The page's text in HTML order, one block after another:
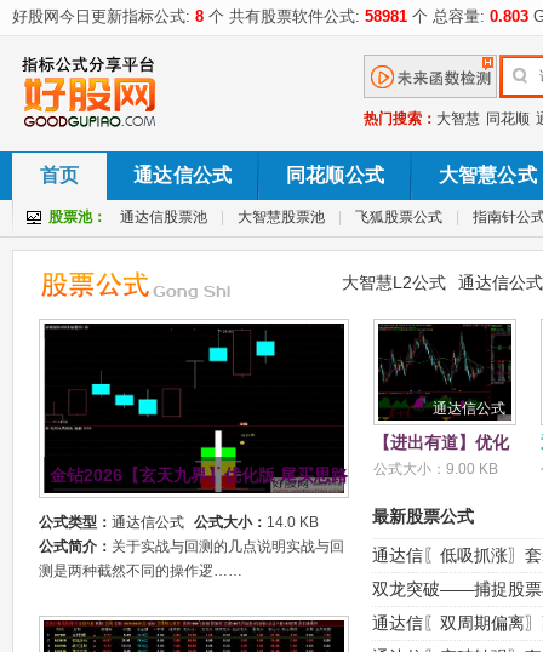
好股网今日更新指标公式: 8 个 共有股票软件公式: 58981 个 总容量: 0.803
热门搜索： 大智慧 同花顺
首页 通达信公式 同花顺公式 大智慧公式
股票池： 通达信股票池 大智慧股票池 飞狐股票公式 指南针公
大智慧L2公式 通达信公式
金钻2026【玄天九界】优化版 尾买思路●阴线擒妖 副图/选股 手
公式类型： 通达信公式 公式大小： 14.0 KB
公式简介： 关于实战与回测的几点说明实战与回
测是两种截然不同的操作逻……
通达信公式
【进出有道】优化
自经典筹码指标，
仓，卖点提醒也较
及时! 副图
公式大小：9.00 KB
最新股票公式
通达信〖低吸抓涨〗
的动向 源码
双龙突破——捕捉股票
涨趋势的启动信号！
通达信〖双周期偏离